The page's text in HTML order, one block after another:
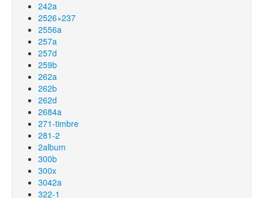
242a
2526×237
2556a
257a
257d
259b
262a
262b
262d
2684a
271-timbre
281-2
2album
300b
300x
3042a
322-1